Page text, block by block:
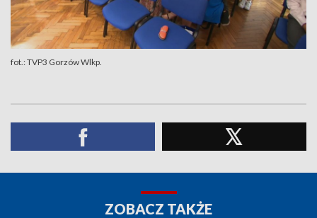
fot.: TVP3 Gorzów Wlkp.
ZOBACZ TAKŻE